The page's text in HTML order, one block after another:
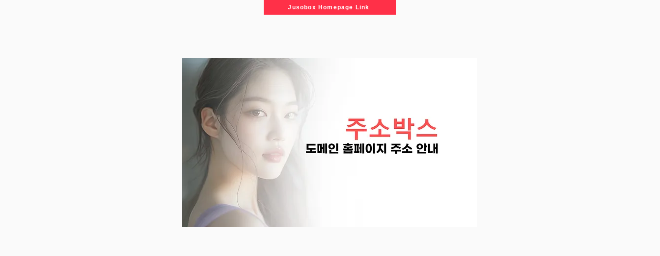
Jusobox Homepage Link